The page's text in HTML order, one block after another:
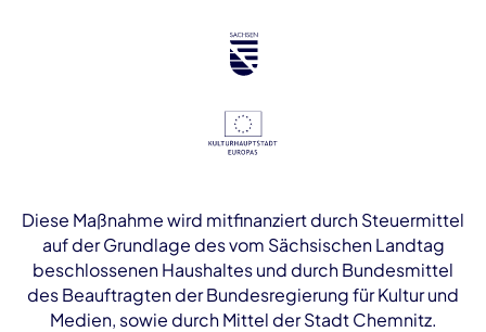
Diese Maßnahme wird mitfinanziert durch Steuermittel
auf der Grundlage des vom Sächsischen Landtag
beschlossenen Haushaltes und durch Bundesmittel
des Beauftragten der Bundesregierung für Kultur und
Medien, sowie durch Mittel der Stadt Chemnitz.